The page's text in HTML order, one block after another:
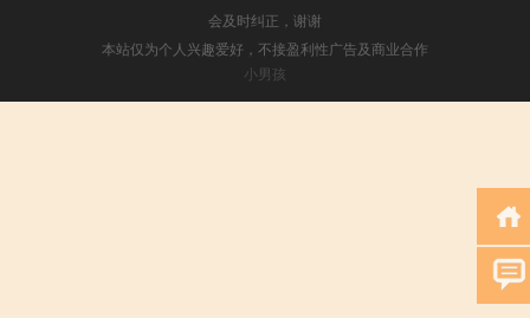
会及时纠正，谢谢
本站仅为个人兴趣爱好，不接盈利性广告及商业合作
小男孩